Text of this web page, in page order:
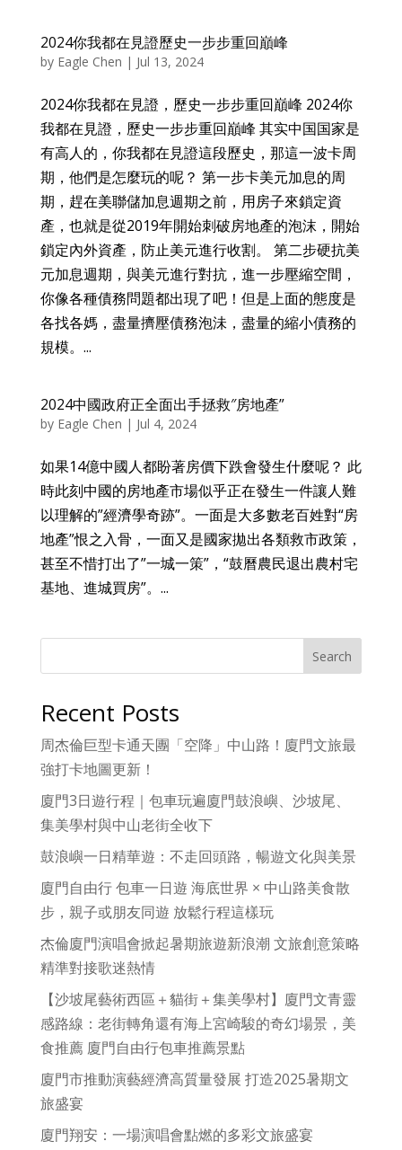
2024你我都在見證歷史一步步重回巔峰
by Eagle Chen | Jul 13, 2024
2024你我都在見證，歷史一步步重回巔峰 2024你
我都在見證，歷史一步步重回巔峰 其实中国国家是
有高人的，你我都在見證這段歷史，那這一波卡周
期，他們是怎麼玩的呢？ 第一步卡美元加息的周
期，趕在美聯儲加息週期之前，用房子來鎖定資
產，也就是從2019年開始刺破房地產的泡沫，開始
鎖定內外資產，防止美元進行收割。 第二步硬抗美
元加息週期，與美元進行對抗，進一步壓縮空間，
你像各種債務問題都出現了吧！但是上面的態度是
各找各媽，盡量擠壓債務泡沬，盡量的縮小債務的
規模。...
2024中國政府正全面出手拯救″房地產”
by Eagle Chen | Jul 4, 2024
如果14億中國人都盼著房價下跌會發生什麼呢？ 此
時此刻中國的房地產市場似乎正在發生一件讓人難
以理解的”經濟學奇跡”。一面是大多數老百姓對“房
地產”恨之入骨，一面又是國家拋出各類救市政策，
甚至不惜打出了”一城一策”，“鼓曆農民退出農村宅
基地、進城買房”。...
Search
Recent Posts
周杰倫巨型卡通天團「空降」中山路！廈門文旅最
強打卡地圖更新！
廈門3日遊行程｜包車玩遍廈門鼓浪嶼、沙坡尾、
集美學村與中山老街全收下
鼓浪嶼一日精華遊：不走回頭路，暢遊文化與美景
廈門自由行 包車一日遊 海底世界 × 中山路美食散
步，親子或朋友同遊 放鬆行程這樣玩
杰倫廈門演唱會掀起暑期旅遊新浪潮 文旅創意策略
精準對接歌迷熱情
【沙坡尾藝術西區＋貓街＋集美學村】廈門文青靈
感路線：老街轉角還有海上宮崎駿的奇幻場景，美
食推薦 廈門自由行包車推薦景點
廈門市推動演藝經濟高質量發展 打造2025暑期文
旅盛宴
廈門翔安：一場演唱會點燃的多彩文旅盛宴